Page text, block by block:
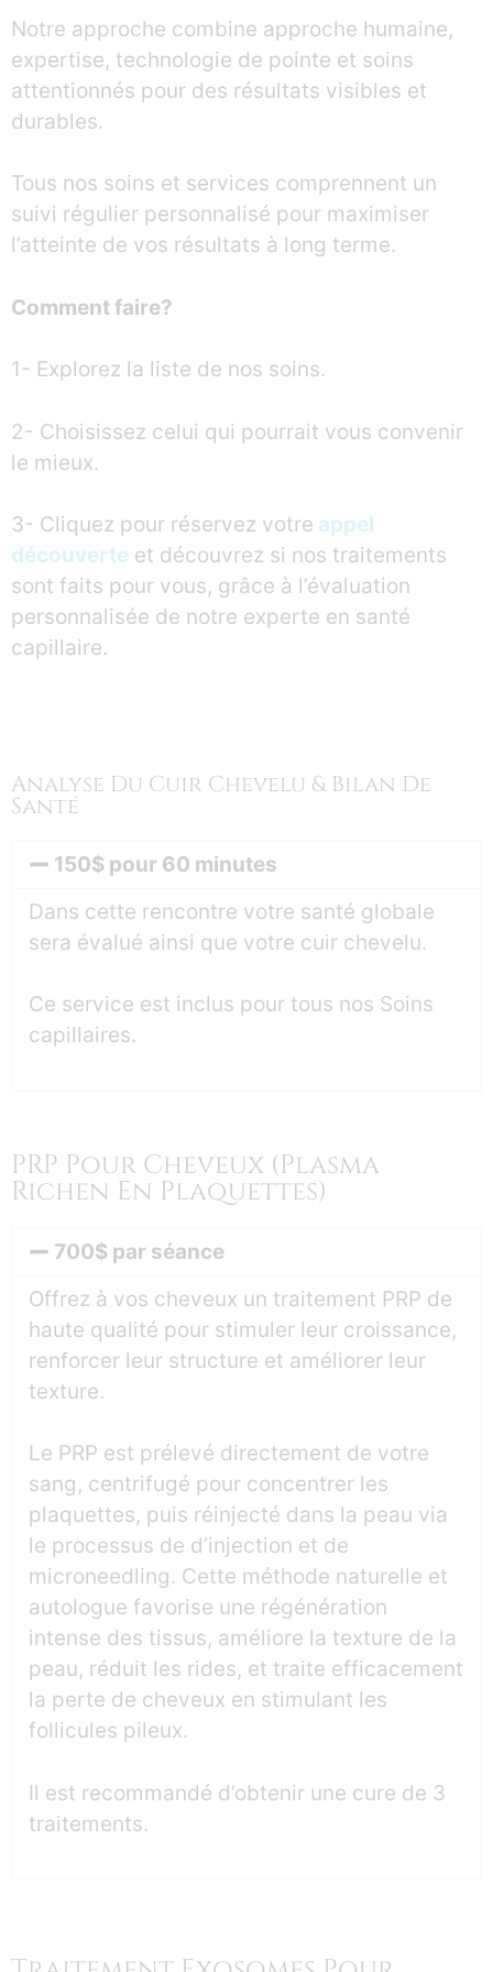
Notre approche combine approche humaine,
expertise, technologie de pointe et soins
attentionnés pour des résultats visibles et
durables.
Tous nos soins et services comprennent un
suivi régulier personnalisé pour maximiser
l’atteinte de vos résultats à long terme.
Comment faire?
1- Explorez la liste de nos soins.
2- Choisissez celui qui pourrait vous convenir
le mieux.
3- Cliquez pour réservez votre appel
découverte et découvrez si nos traitements
sont faits pour vous, grâce à l’évaluation
personnalisée de notre experte en santé
capillaire.
Analyse Du Cuir Chevelu & Bilan De
Santé
150$ pour 60 minutes
Dans cette rencontre votre santé globale
sera évalué ainsi que votre cuir chevelu.
Ce service est inclus pour tous nos Soins
capillaires.
PRP Pour Cheveux (plasma
Richen En Plaquettes)
700$ par séance
Offrez à vos cheveux un traitement PRP de
haute qualité pour stimuler leur croissance,
renforcer leur structure et améliorer leur
texture.
Le PRP est prélevé directement de votre
sang, centrifugé pour concentrer les
plaquettes, puis réinjecté dans la peau via
le processus de d’injection et de
microneedling. Cette méthode naturelle et
autologue favorise une régénération
intense des tissus, améliore la texture de la
peau, réduit les rides, et traite efficacement
la perte de cheveux en stimulant les
follicules pileux.
Il est recommandé d’obtenir une cure de 3
traitements.